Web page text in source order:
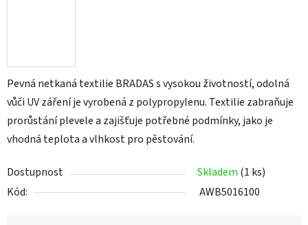
Pevná netkaná textilie BRADAS s vysokou životností, odolná
vůči UV záření je vyrobená z polypropylenu. Textilie zabraňuje
prorůstání plevele a zajišťuje potřebné podmínky, jako je
vhodná teplota a vlhkost pro pěstování.
Dostupnost Skladem (1 ks)
Kód:
AWB5016100